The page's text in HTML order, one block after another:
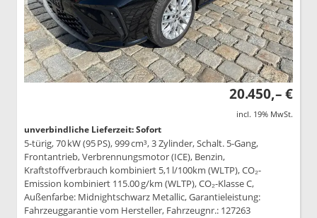
20.450,– €
incl. 19% MwSt.
unverbindliche Lieferzeit: Sofort
5-türig, 70 kW (95 PS), 999 cm³, 3 Zylinder, Schalt. 5-Gang,
Frontantrieb, Verbrennungsmotor (ICE), Benzin,
Kraftstoffverbrauch kombiniert 5,1 l/100km (WLTP), CO₂-
Emission kombiniert 115.00 g/km (WLTP), CO₂-Klasse C,
Außenfarbe: Midnightschwarz Metallic, Garantieleistung:
Fahrzeuggarantie vom Hersteller, Fahrzeugnr.: 127263